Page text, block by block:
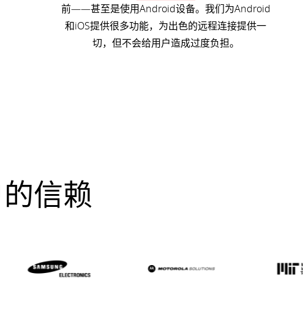
前——甚至是使用Android设备。我们为Android
和iOS提供很多功能，为出色的远程连接提供一
切，但不会给用户造成过度负担。
信赖